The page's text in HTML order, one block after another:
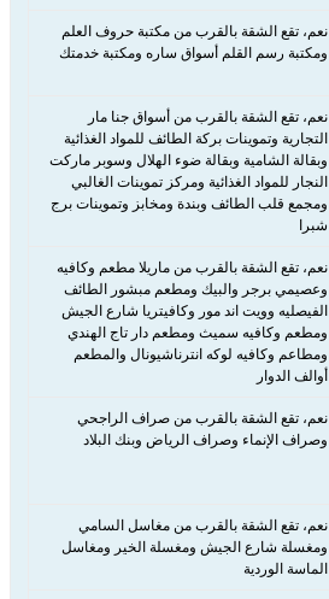
نعم، تقع الشقة بالقرب من مكتبة حروف العلم
ومكتبة رسم القلم أسواق ساره ومكتبة خدمتك
نعم، ​​​​​​​تقع الشقة بالقرب من أسواق جنا مار
التجارية وتموينات بركة الطائف للمواد الغذائية
وبقالة الشامية وبقالة ضوء الهلال وسوبر ماركت
النجار للمواد الغذائية ومركز تموينات الغالبي
ومجمع قلب الطائف وبندة ومخابز وتموينات برج
شبرا
نعم، ​​​​​​​تقع الشقة بالقرب من ماريلا مطعم وكافيه
وعصيمي برجر والبيك ومطعم مبشور الطائف
الفيصليه وويت اند مور وكافيتريا شارع الجيش
ومطعم وكافيه سميث ومطعم دار تاج الهندي
ومطاعم وكافيه لوكه انترناشيونال والمطعم
أوالف الدوار
نعم، تقع الشقة بالقرب من صراف الراجحي
وصراف الإنماء وصراف الرياض وبنك البلاد
نعم، تقع الشقة بالقرب من مغاسل السامي
ومغسلة شارع الجيش ومغسلة الخير ومغاسل
الماسة الوردية